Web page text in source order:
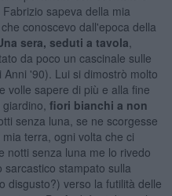
sapeva della mia
, che conoscevo dall'epoca della
sera, seduti a tavola
da poco un cascinale sulle
'90). Lui si dimostrò molto
volle sapere di più e alla fine
fiori bianchi a non
senza luna, se ne scorgesse
terra, ogni volta che ci
notti senza luna me lo rivedo
stampato sulla
disgusto?) verso la futilità delle